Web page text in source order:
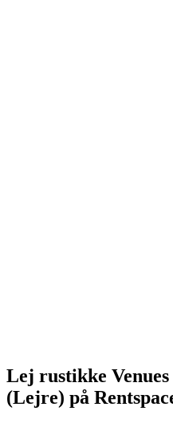
Lej rustikke
(Lejre) på